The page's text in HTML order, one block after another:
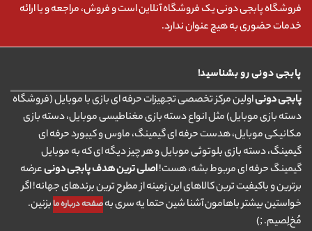
فروشگاه پابجی دونی یک فروشگاه آنلاین است و فروش، مراجعه و یا ارائه
خدمات حضوری به هیچ عنوان ندارد.
پابجی دونی رو بشناسید!
پابجی دونیاولین مرکز تخصصی تجهیزات حرفه ای بازی با موبایل (فروشگاه
دسته بازی موبایل) مثل انواع دسته بازی مغناطیسی موبایل، دسته بازی
مکانیکی موبایل، هدست حرفه ای گیمینگ، ماوس و کیبورد حرفه ای
گیمینگ، دسته بازی بلوتوثی موبایل و هر چیز دیگه ای که به موبایل
گیمینگ حرفه ای مربوط بشه، هست!اصلی ترین هدف پابجی دونیعرضه
برترین و باکیفیت ترین کالاهای این زمینه از مطرح ترین برندهای جهانه! اگر
خواستین بیشتر باهامون آشنا شین حتما یه سری بهصفحه درباره ما بزنین.
مُخ‌لِصیم. ;)